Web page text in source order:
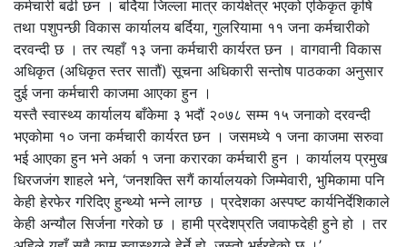
कर्मचारी बढी छन । बर्दिया जिल्ला मात्र कार्यक्षेत्र भएको एकिकृत कृषि
तथा पशुपन्छी विकास कार्यालय बर्दिया, गुलरियामा ११ जना कर्मचारीको
दरवन्दी छ । तर त्यहाँ १३ जना कर्मचारी कार्यरत छन । वागवानी विकास
अधिकृत (अधिकृत स्तर सातौं) सूचना अधिकारी सन्तोष पाठकका अनुसार
दुई जना कर्मचारी काजमा आएका हुन ।
यस्तै स्वास्थ्य कार्यालय बाँकेमा ३ भदौं २०७८ सम्म १५ जनाको दरवन्दी
भएकोमा १० जना कर्मचारी कार्यरत छन । जसमध्ये १ जना काजमा सरुवा
भई आएका हुन भने अर्का १ जना करारका कर्मचारी हुन । कार्यालय प्रमुख
धिरजजंग शाहले भने, ‘जनशक्ति सगैं कार्यालयको जिम्मेवारी, भुमिकामा पनि
केही हेरफेर गरिदिए हुन्थ्यो भन्ने लाग्छ । प्रदेशका अस्पष्ट कार्यनिर्देशिकाले
केही अन्यौल सिर्जना गरेको छ । हामी प्रदेशप्रति जवाफदेही हुने हो । तर